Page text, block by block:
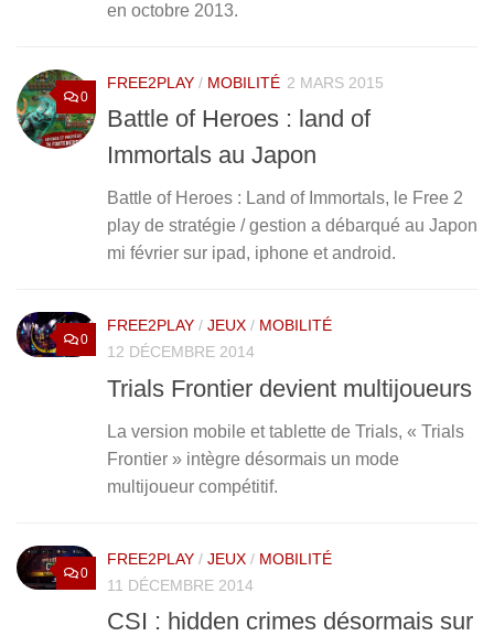
en octobre 2013.
0
FREE2PLAY / MOBILITÉ 2 MARS 2015
Battle of Heroes : land of
Immortals au Japon
Battle of Heroes : Land of Immortals, le Free 2
play de stratégie / gestion a débarqué au Japon
mi février sur ipad, iphone et android.
0
FREE2PLAY / JEUX / MOBILITÉ
12 DÉCEMBRE 2014
Trials Frontier devient multijoueurs
La version mobile et tablette de Trials, « Trials
Frontier » intègre désormais un mode
multijoueur compétitif.
0
FREE2PLAY / JEUX / MOBILITÉ
11 DÉCEMBRE 2014
CSI : hidden crimes désormais sur